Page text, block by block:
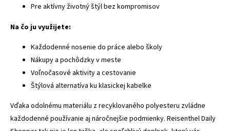
Pre aktívny životný štýl bez kompromisov
Na čo ju využijete:
Každodenné nosenie do práce alebo školy
Nákupy a pochôdzky v meste
Voľnočasové aktivity a cestovanie
Štýlová alternatíva ku klasickej kabelke
Vďaka odolnému materiálu z recyklovaného polyesteru zvládne
každodenné používanie aj náročnejšie podmienky. Reisenthel Daily